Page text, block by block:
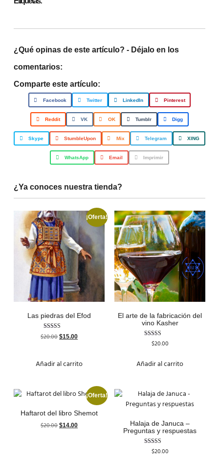
¿Qué opinas de este artículo? - Déjalo en los
comentarios:
Comparte este artículo:
Facebook Twitter LinkedIn Pinterest
Reddit VK OK Tumblr Digg
Skype StumbleUpon Mix Telegram XING
WhatsApp Email Imprimir
¿Ya conoces nuestra tienda?
¡Oferta!
Las piedras del Efod
Valorado con
5.00
$20.00 $15.00
Añadir al carrito
El arte de la fabricación del
vino Kasher
Valorado
de 5
$20.00
Añadir al carrito
¡Oferta!
Haftarot del libro Shemot
$20.00 $14.00
Halaja de Januca –
Preguntas y respuestas
Valorado
con
$20.00